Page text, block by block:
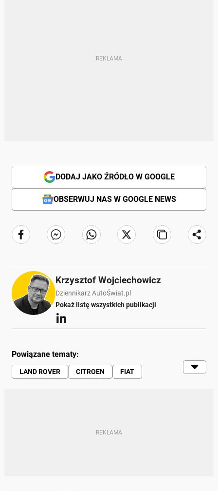
DODAJ JAKO ŹRÓDŁO W GOOGLE
OBSERWUJ NAS W GOOGLE NEWS
Krzysztof Wojciechowicz
Dziennikarz AutoŚwiat.pl
Pokaż listę wszystkich publikacji
Powiązane tematy:
LAND ROVER CITROEN
FIAT